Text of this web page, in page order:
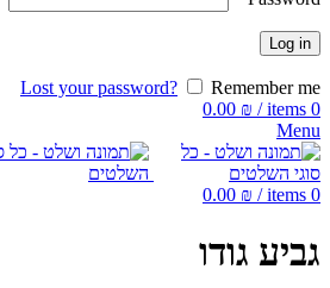
Log in
Lost your password?
Remember me
0
items
/
0.00 ₪
Menu
0
items
/
0.00 ₪
גביע גודו